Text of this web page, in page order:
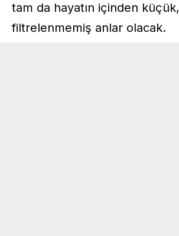
tam da hayatın içinden küçük,
filtrelenmemiş anlar olacak.